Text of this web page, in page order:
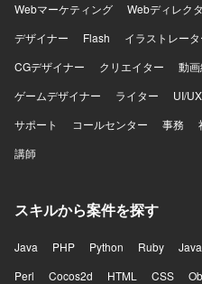
Webマーケティング
Webディレク
デザイナー
Flash イラストレータ
CGデザイナー
クリエイター 動
ゲームデザイナー
ライター UI/UX
サポート
コールセンター 事務
講師
スキルから案件を探す
Java PHP Python Ruby
Perl
Cocos2d HTML CSS